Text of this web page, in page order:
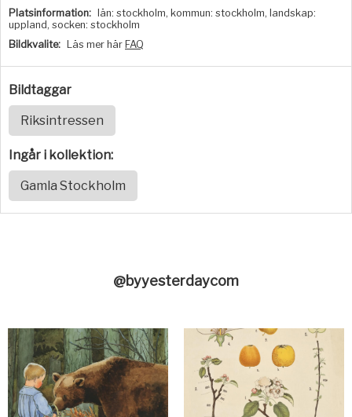
Platsinformation:
län: stockholm, kommun: stockholm, landskap:
uppland, socken: stockholm
Bildkvalite:
Läs mer här FAQ
Bildtaggar
Riksintressen
Ingår i kollektion:
Gamla Stockholm
@byyesterdaycom